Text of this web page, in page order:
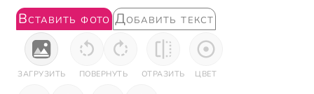
Вставить фото Добавить текст
ЗАГРУЗИТЬ ПОВЕРНУТЬ ОТРАЗИТЬ ЦВЕТ